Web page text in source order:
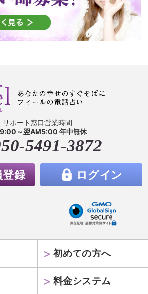
師募集ページはこちら▼
サポート窓口営業時間
～翌AM5:00 年中無休
050-5491-3872
録 ログイン